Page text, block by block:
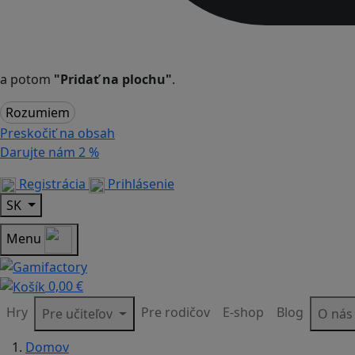
a potom "Pridať na plochu".
Rozumiem
Preskočiť na obsah
Darujte nám 2 %
Registrácia
Prihlásenie
SK
Menu
0,00 €
Hry
Pre učiteľov Pre rodičov E-shop Blog
O nás
Domov